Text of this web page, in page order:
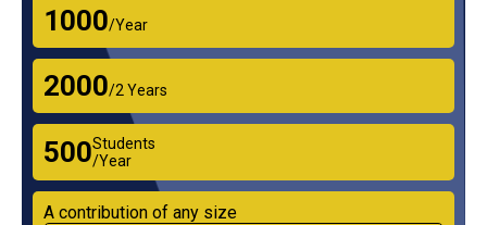
₹1000/Year
₹2000/2 Years
₹500Students
/Year
A contribution of any size